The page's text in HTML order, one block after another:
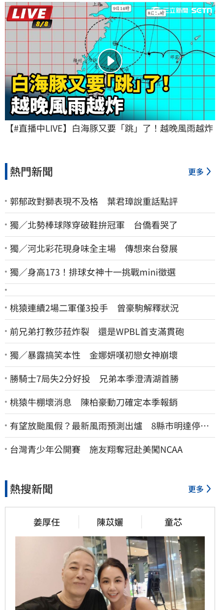
【#直播中LIVE】白海豚又要「跳」了！越晚風雨越炸
熱門新聞 更多
郭郁政對獅表現不及格 葉君璋說重話點評
獨／北勢棒球隊穿破鞋拚冠軍 台僑看哭了
獨／河北彩花現身味全主場 傳想來台發展
獨／身高173！排球女神十一挑戰mini徵選
桃猿連續2場二軍僅3投手 曾豪駒解釋狀況
前兄弟打教莎菈炸裂 還是WPBL首支滿貫砲
獨／暴露搞笑本性 金娜妍嘆初戀女神崩壞
勝騎士7局失2分好投 兄弟本季澄清湖首勝
桃猿牛棚壞消息 陳柏豪動刀確定本季報銷
有望放颱風假？最新風雨預測出爐 8縣市明達停班
停課標準
台灣青少年公開賽 施友翔奪冠赴美闖NCAA
熱搜新聞 更多
姜厚任 陳苡孋 童芯